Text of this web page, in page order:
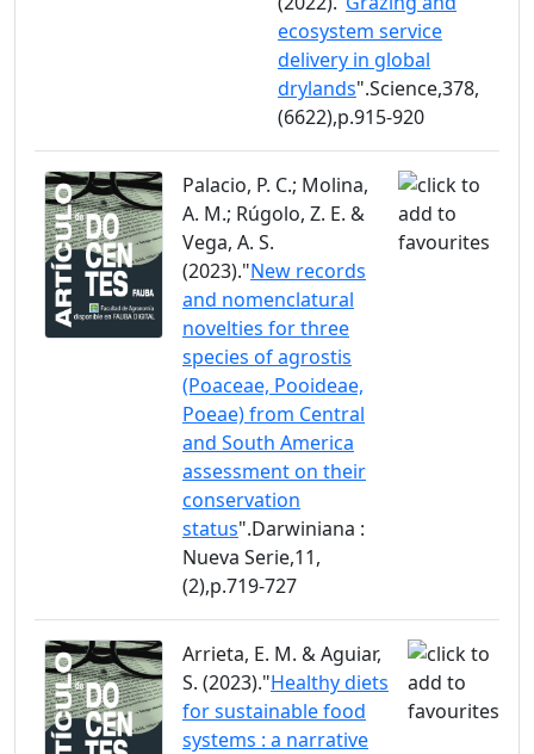
ecosystem service
delivery in global
drylands".Science,378,
(6622),p.915-920
Palacio, P. C.; Molina,
A. M.; Rúgolo, Z. E. &
Vega, A. S.
(2023)."New records
and nomenclatural
novelties for three
species of agrostis
(Poaceae, Pooideae,
Poeae) from Central
and South America
assessment on their
conservation
status".Darwiniana :
Nueva Serie,11,
(2),p.719-727
Arrieta, E. M. & Aguiar,
S. (2023)."Healthy diets
for sustainable food
systems : a narrative